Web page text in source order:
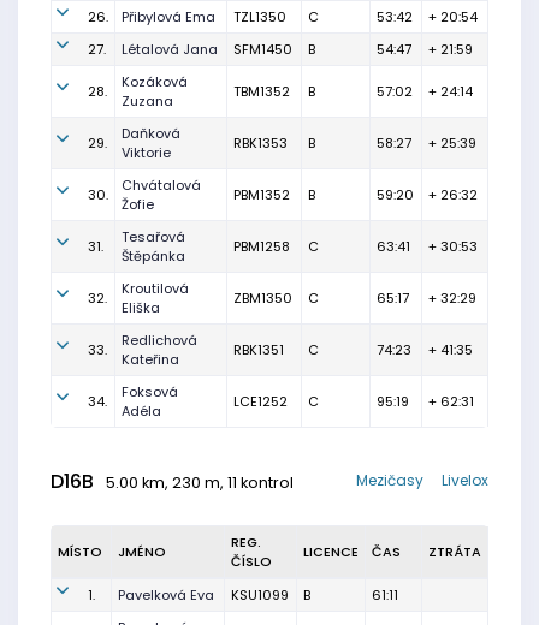
26. Přibylová Ema TZL1350 C 53:42
+ 20:54
27.
Létalová Jana SFM1450 B 54:47 + 21:59
28.
Kozáková
Zuzana
TBM1352 B 57:02 + 24:14
29.
Daňková
Viktorie
RBK1353 B 58:27 + 25:39
30.
Chvátalová
Žofie
PBM1352 B 59:20 + 26:32
31.
Tesařová
Štěpánka
PBM1258 C 63:41 + 30:53
32.
Kroutilová
Eliška
ZBM1350 C 65:17 + 32:29
33.
Redlichová
Kateřina
RBK1351 C 74:23 + 41:35
34.
Foksová
Adéla
LCE1252 C 95:19 + 62:31
D16B 5.00 km, 230 m, 11 kontrol Livelox
Mezičasy
MÍSTO JMÉNO
REG.
ČÍSLO
LICENCE ČAS ZTRÁTA
1. Pavelková Eva KSU1099 B
61:11